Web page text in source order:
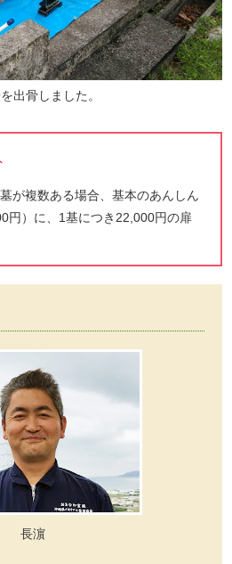
出骨しました。
が複数ある場合、基本のあんしん
円）に、1基につき22,000円の扉
長濵